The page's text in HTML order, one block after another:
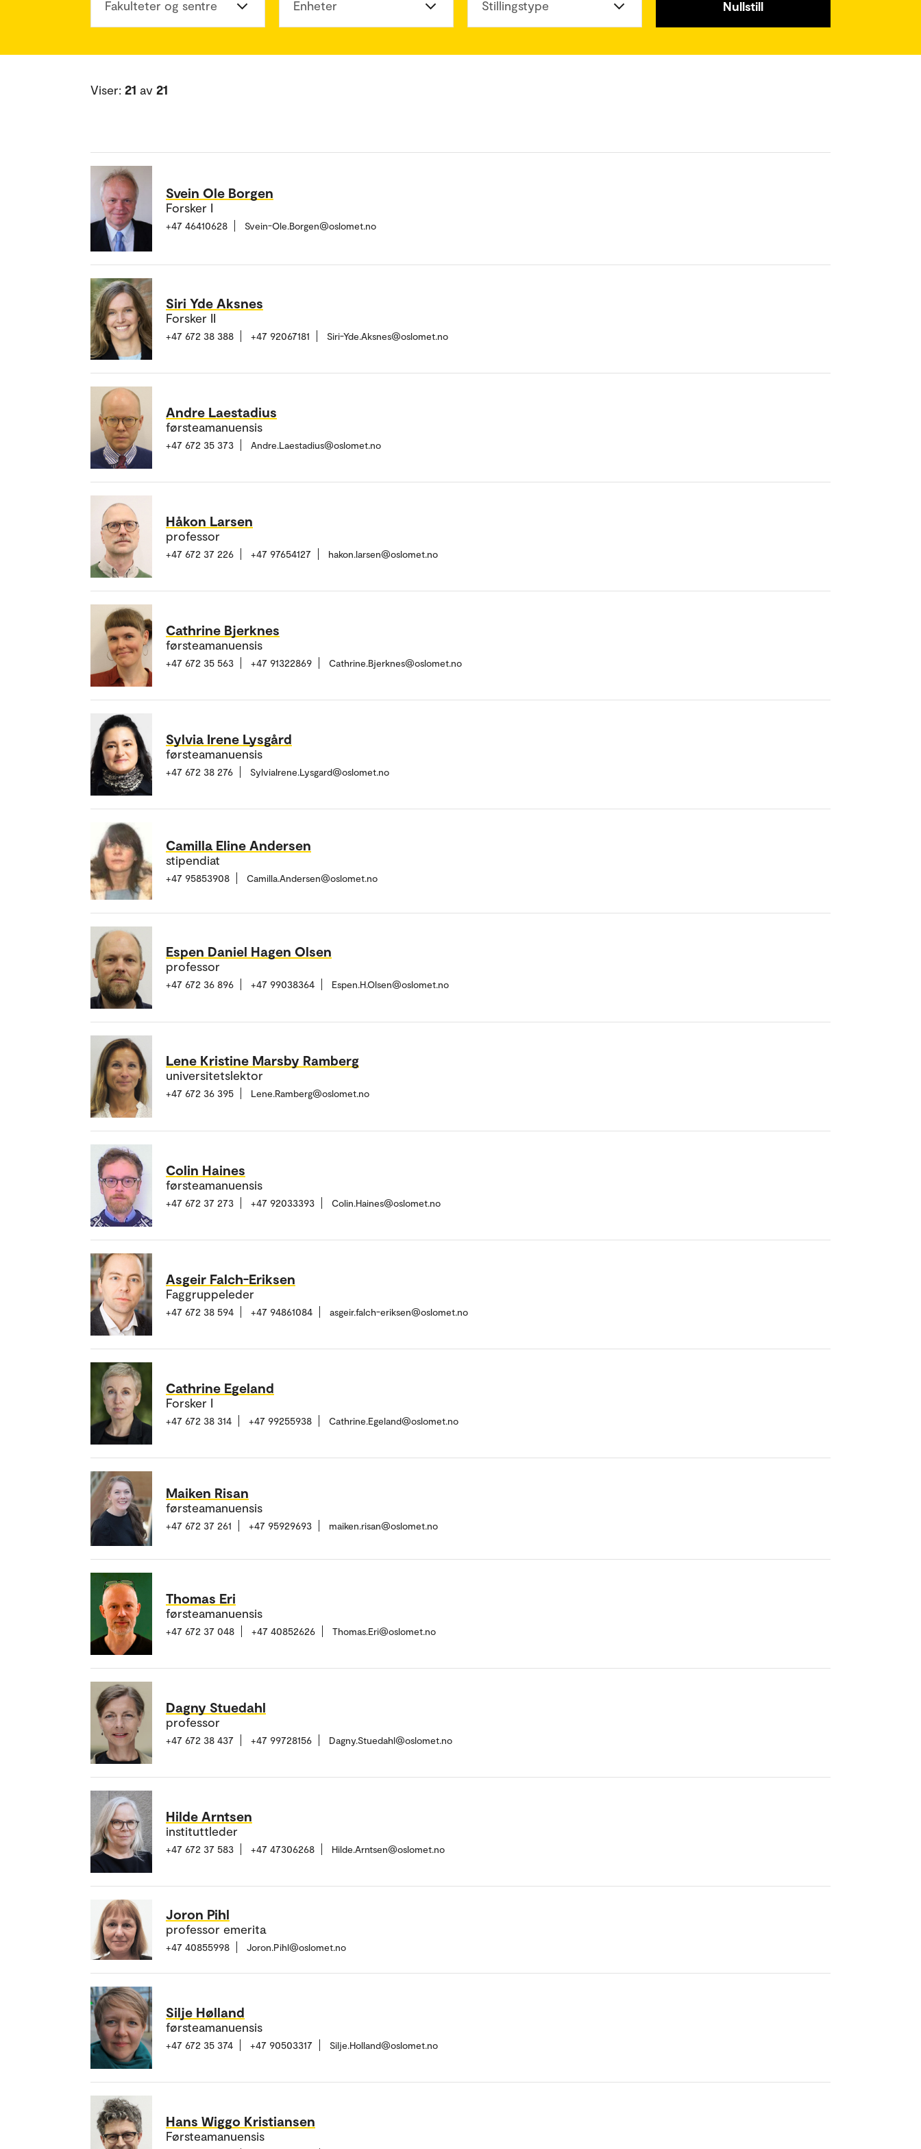
Fakulteter og sentre Enheter Stillingstype Nullstill
Viser: 21 av 21
Svein Ole Borgen
Forsker I
+47 46410628 Svein-Ole.Borgen@oslomet.no
Siri Yde Aksnes
Forsker II
+47 672 38 388 +47 92067181 Siri-Yde.Aksnes@oslomet.no
Andre Laestadius
førsteamanuensis
+47 672 35 373 Andre.Laestadius@oslomet.no
Håkon Larsen
professor
+47 672 37 226 +47 97654127 hakon.larsen@oslomet.no
Cathrine Bjerknes
førsteamanuensis
+47 672 35 563 +47 91322869 Cathrine.Bjerknes@oslomet.no
Sylvia Irene Lysgård
førsteamanuensis
+47 672 38 276 SylviaIrene.Lysgard@oslomet.no
Camilla Eline Andersen
stipendiat
+47 95853908 Camilla.Andersen@oslomet.no
Espen Daniel Hagen Olsen
professor
+47 672 36 896 +47 99038364 Espen.H.Olsen@oslomet.no
Lene Kristine Marsby Ramberg
universitetslektor
+47 672 36 395 Lene.Ramberg@oslomet.no
Colin Haines
førsteamanuensis
+47 672 37 273 +47 92033393 Colin.Haines@oslomet.no
Asgeir Falch-Eriksen
Faggruppeleder
+47 672 38 594 +47 94861084 asgeir.falch-eriksen@oslomet.no
Cathrine Egeland
Forsker I
+47 672 38 314 +47 99255938 Cathrine.Egeland@oslomet.no
Maiken Risan
førsteamanuensis
+47 672 37 261 +47 95929693 maiken.risan@oslomet.no
Thomas Eri
førsteamanuensis
+47 672 37 048 +47 40852626 Thomas.Eri@oslomet.no
Dagny Stuedahl
professor
+47 672 38 437 +47 99728156 Dagny.Stuedahl@oslomet.no
Hilde Arntsen
instituttleder
+47 672 37 583 +47 47306268 Hilde.Arntsen@oslomet.no
Joron Pihl
professor emerita
+47 40855998 Joron.Pihl@oslomet.no
Silje Hølland
førsteamanuensis
+47 672 35 374 +47 90503317 Silje.Holland@oslomet.no
Hans Wiggo Kristiansen
Førsteamanuensis